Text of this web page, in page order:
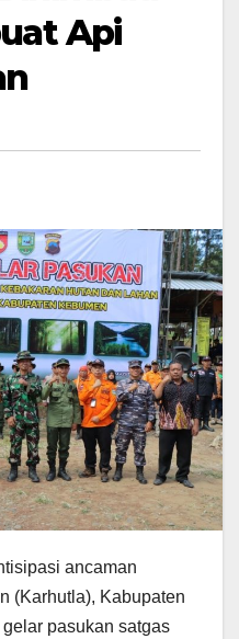
Api
ancaman
(Karhutla), Kabupaten
pasukan satgas